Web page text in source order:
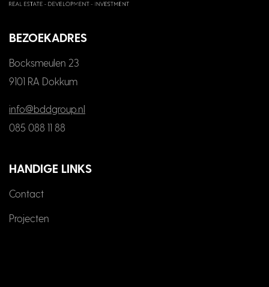
BEZOEKADRES
Bocksmeulen 23
9101 RA Dokkum
info@bddgroup.nl
085 088 11 88
HANDIGE LINKS
Contact
Projecten